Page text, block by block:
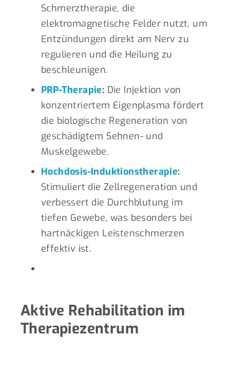
Schmerztherapie, die
elektromagnetische Felder nutzt, um
Entzündungen direkt am Nerv zu
regulieren und die Heilung zu
beschleunigen.
PRP-Therapie: Die Injektion von
konzentriertem Eigenplasma fördert
die biologische Regeneration von
geschädigtem Sehnen- und
Muskelgewebe.
Hochdosis-Induktionstherapie:
Stimuliert die Zellregeneration und
verbessert die Durchblutung im
tiefen Gewebe, was besonders bei
hartnäckigen Leistenschmerzen
effektiv ist.
Aktive Rehabilitation im
Therapiezentrum